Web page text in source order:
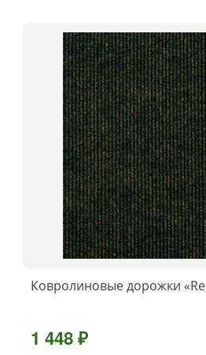
Ковролиновые дорожки
1 448 ₽